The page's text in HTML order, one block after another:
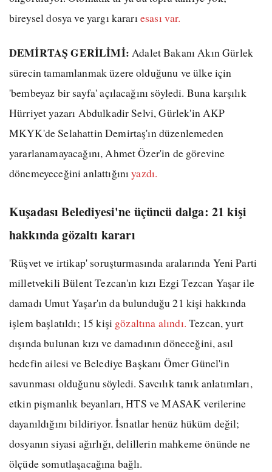
bireysel dosya ve yargı kararıesası var.
DEMİRTAŞ GERİLİMİ: Adalet Bakanı Akın Gürlek
sürecin tamamlanmak üzere olduğunu ve ülke için
'bembeyaz bir sayfa' açılacağını söyledi. Buna karşılık
Hürriyet yazarı Abdulkadir Selvi, Gürlek'in AKP
MKYK'de Selahattin Demirtaş'ın düzenlemeden
yararlanamayacağını, Ahmet Özer'in de görevine
dönemeyeceğini anlattığınıyazdı.
Kuşadası Belediyesi'ne üçüncü dalga: 21 kişi
hakkında gözaltı kararı
'Rüşvet ve irtikap' soruşturmasında aralarında Yeni Parti
milletvekili Bülent Tezcan'ın kızı Ezgi Tezcan Yaşar ile
damadı Umut Yaşar'ın da bulunduğu 21 kişi hakkında
işlem başlatıldı; 15 kişi gözaltına alındı. Tezcan, yurt
dışında bulunan kızı ve damadının döneceğini, asıl
hedefin ailesi ve Belediye Başkanı Ömer Günel'in
savunması olduğunu söyledi. Savcılık tanık anlatımları,
etkin pişmanlık beyanları, HTS ve MASAK verilerine
dayanıldığını bildiriyor. İsnatlar henüz hüküm değil;
dosyanın siyasi ağırlığı, delillerin mahkeme önünde ne
ölçüde somutlaşacağına bağlı.